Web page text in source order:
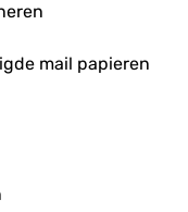
mail papieren